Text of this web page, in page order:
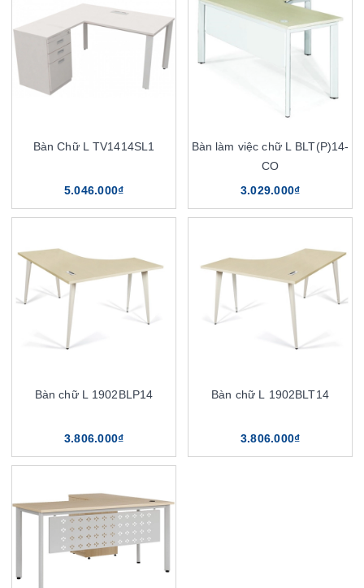
Bàn Chữ L TV1414SL1
5.046.000₫
Bàn làm việc chữ L BLT(P)14-
CO
3.029.000₫
Bàn chữ L 1902BLP14
3.806.000₫
Bàn chữ L 1902BLT14
3.806.000₫